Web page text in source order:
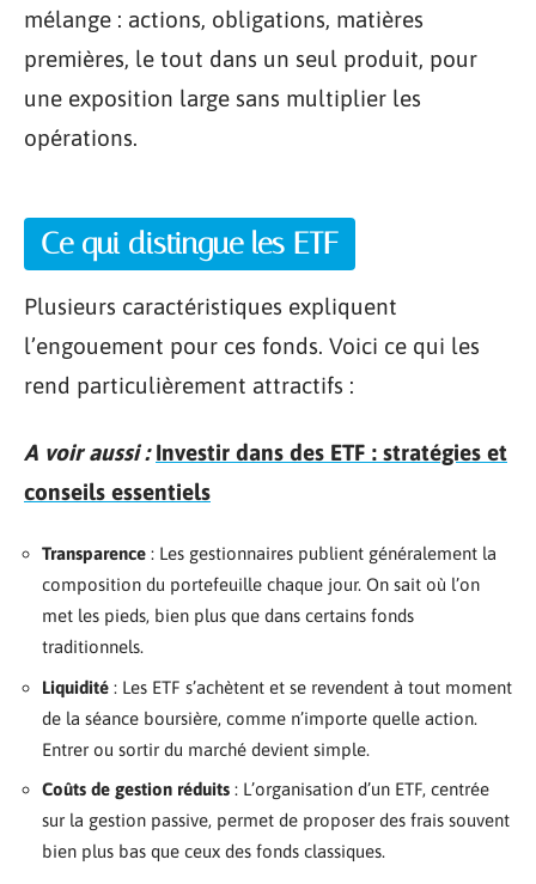
mélange : actions, obligations, matières
premières, le tout dans un seul produit, pour
une exposition large sans multiplier les
opérations.
Ce qui distingue les ETF
Plusieurs caractéristiques expliquent
l’engouement pour ces fonds. Voici ce qui les
rend particulièrement attractifs :
A voir aussi : Investir dans des ETF : stratégies et
conseils essentiels
Transparence : Les gestionnaires publient généralement la
composition du portefeuille chaque jour. On sait où l’on
met les pieds, bien plus que dans certains fonds
traditionnels.
Liquidité : Les ETF s’achètent et se revendent à tout moment
de la séance boursière, comme n’importe quelle action.
Entrer ou sortir du marché devient simple.
Coûts de gestion réduits : L’organisation d’un ETF, centrée
sur la gestion passive, permet de proposer des frais souvent
bien plus bas que ceux des fonds classiques.